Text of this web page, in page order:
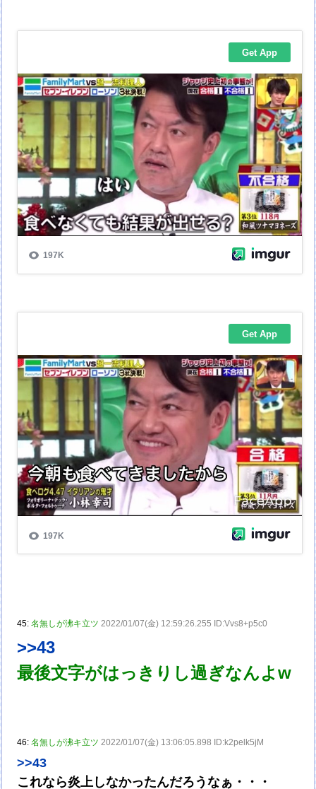
45:名無しが沸キ立ツ 2022/01/07(金) 12:59:26.255 ID:Vvs8+p5c0
>>43
最後文字がはっきりし過ぎなんよw
46:名無しが沸キ立ツ 2022/01/07(金) 13:06:05.898 ID:k2pelk5jM
>>43
これなら炎上しなかったんだろうなぁ・・・